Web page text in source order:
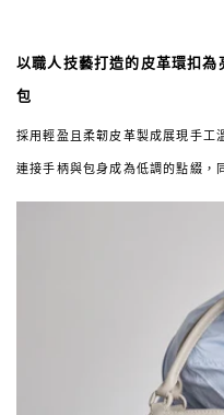
以職人技藝打造的皮革環扣
包
採用輕盈且柔韌皮革製成展現手工
連接手柄與包身成為低調的點綴，